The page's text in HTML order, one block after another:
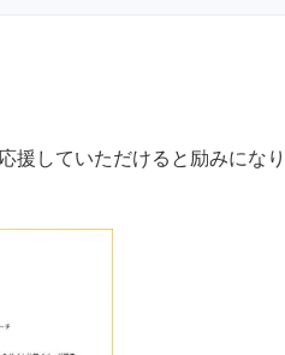
援していただけると励みになり